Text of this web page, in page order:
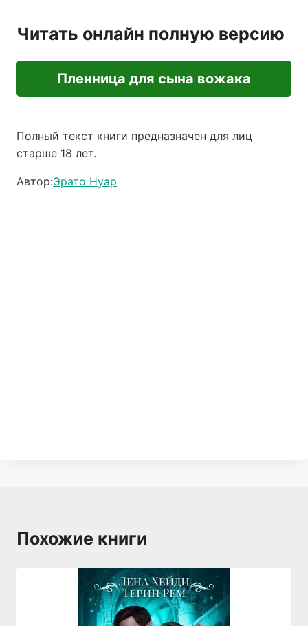
Читать онлайн полную версию
Пленница для сына вожака
Полный текст книги предназначен для лиц
старше 18 лет.
Автор:Эрато Нуар
Похожие книги